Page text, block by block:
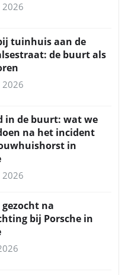
2026
tuinhuis aan de
de buurt als
2026
in de buurt: wat we
na het incident
in
2026
na
bij Porsche in